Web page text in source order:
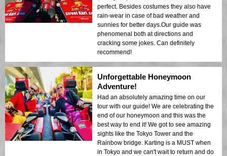
perfect. Besides costumes they also have
rain-wear in case of bad weather and
sunnies for better days.Our guide was
phenomenal both at directions and
cracking some jokes. Can definitely
recommend!
Unforgettable Honeymoon
Adventure!
Had an absolutely amazing time on our
tour with our guide! We are celebrating the
end of our honeymoon and this was the
best way to end it! We got to see amazing
sights like the Tokyo Tower and the
Rainbow bridge. Karting is a MUST when
in Tokyo and we can't wait to return and do